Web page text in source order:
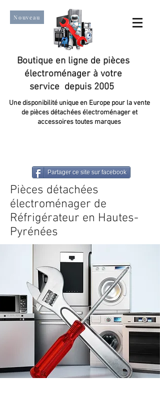
Nouveau
Boutique en ligne de pièces
électroménager à votre
service depuis 2005
Une disponibilité unique en Europe pour la vente
de pièces détachées électroménager et
accessoires toutes marques
Partager ce site sur facebook
Pièces détachées
électroménager de
Réfrigérateur en Hautes-
Pyrénées